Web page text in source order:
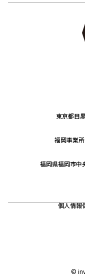
東京都目
福岡事業
福岡県福岡市中
個人情報
©